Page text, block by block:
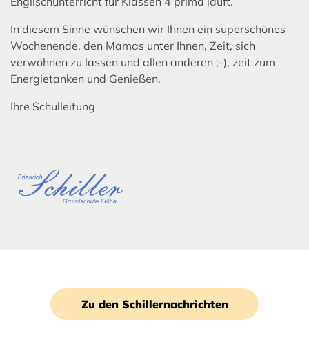
In diesem Sinne wünschen wir Ihnen ein superschönes
Wochenende, den Mamas unter Ihnen, Zeit, sich
verwöhnen zu lassen und allen anderen ;-), zeit zum
Energietanken und Genießen.
Ihre Schulleitung
Zu den Schillernachrichten